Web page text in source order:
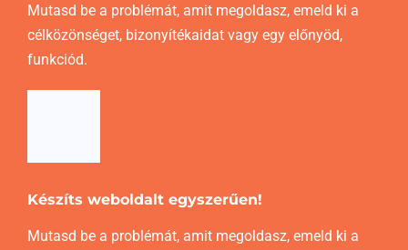
Mutasd be a problémát, amit megoldasz, emeld ki a
célközönséget, bizonyítékaidat vagy egy előnyöd,
funkciód.
Készíts weboldalt egyszerűen!
Mutasd be a problémát, amit megoldasz, emeld ki a